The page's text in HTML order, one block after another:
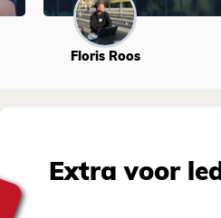
Floris Roos
Extra voor